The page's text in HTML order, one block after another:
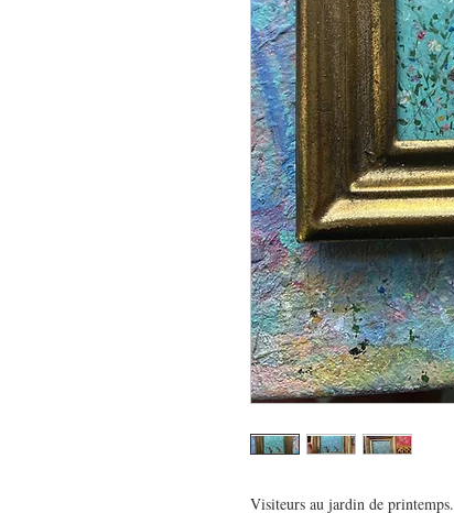
Visiteurs au jardin de printemps.